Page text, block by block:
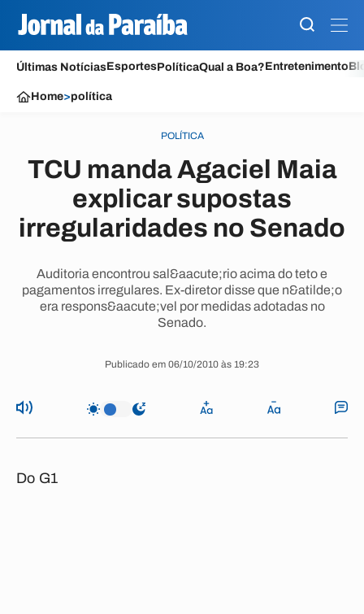
Últimas NotíciasEsportesPolíticaQual a Boa?Entretenimento
Home>política
POLÍTICA
TCU manda Agaciel Maia
explicar supostas
irregularidades no Senado
Auditoria encontrou sal&aacute;rio acima do teto e
pagamentos irregulares. Ex-diretor disse que n&atilde;o
era respons&aacute;vel por medidas adotadas no
Senado.
Publicado em 06/10/2010 às 19:23
Do G1